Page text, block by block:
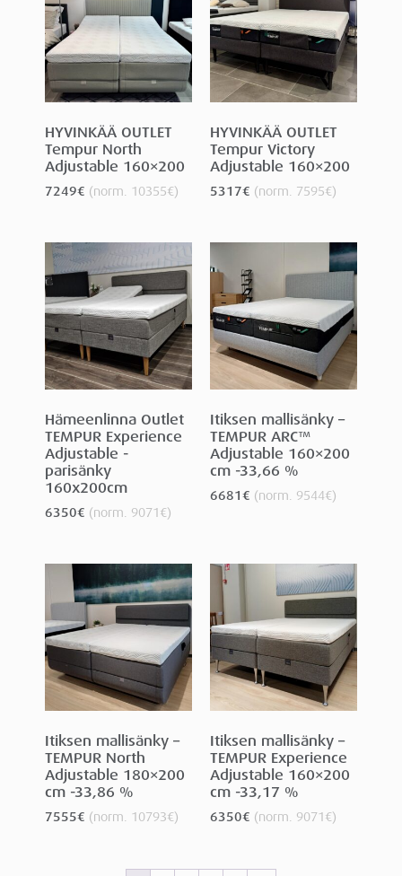
HYVINKÄÄ OUTLET
Tempur North
Adjustable 160×200
7249€ (norm. 10355€)
HYVINKÄÄ OUTLET
Tempur Victory
Adjustable 160×200
5317€ (norm. 7595€)
Hämeenlinna Outlet
TEMPUR Experience
Adjustable -
parisänky
160x200cm
6350€ (norm. 9071€)
Itiksen mallisänky –
TEMPUR ARC™
Adjustable 160×200
cm -33,66 %
6681€ (norm. 9544€)
Itiksen mallisänky –
TEMPUR North
Adjustable 180×200
cm -33,86 %
7555€ (norm. 10793€)
Itiksen mallisänky –
TEMPUR Experience
Adjustable 160×200
cm -33,17 %
6350€ (norm. 9071€)